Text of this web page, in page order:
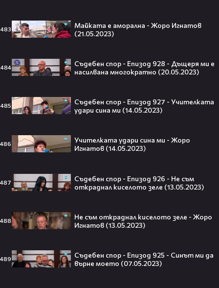
483
Майката е аморална - Жоро Игнатов
(21.05.2023)
484
Съдебен спор - Епизод 928 - Дъщеря ми е
насилвана многократно (20.05.2023)
485
Съдебен спор - Епизод 927 - Учителката
удари сина ми (14.05.2023)
486
Учителката удари сина ми - Жоро
Игнатов (14.05.2023)
487
Съдебен спор - Епизод 926 - Не съм
откраднал киселото зеле (13.05.2023)
488
Не съм откраднал киселото зеле - Жоро
Игнатов (13.05.2023)
489
Съдебен спор - Епизод 925 - Синът ми да
върне моето (07.05.2023)
Всички я тананикат, но малцина
„Papaoutai“ всъщност не е изпят
от човек!
Елиът Пейдж разкри истинската
Травис Скот получи подарък
мечта от Холанд — всеки